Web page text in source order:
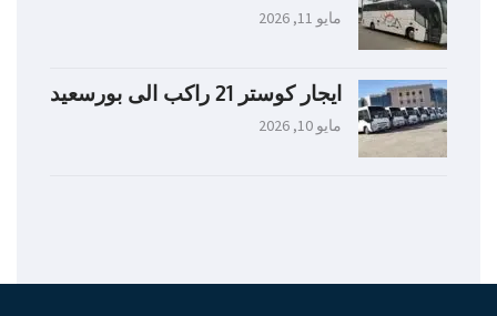
مايو 11, 2026
ايجار كوستر 21 راكب الى بورسعيد
مايو 10, 2026